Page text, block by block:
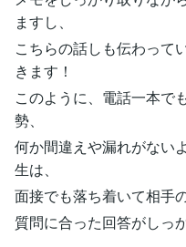
ますし、
こちらの話しも伝わって
きます！
このように、電話一本で
勢、
何か間違えや漏れがない
生は、
面接でも落ち着いて相手
質問に合った回答がしっ